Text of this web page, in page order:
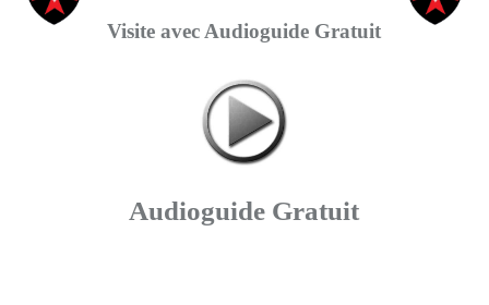
Visite avec Audioguide Gratuit
Audioguide Gratuit